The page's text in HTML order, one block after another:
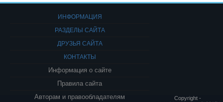
ИНФОРМАЦИЯ
РАЗДЕЛЫ САЙТА
ДРУЗЬЯ САЙТА
КОНТАКТЫ
Информация о сайте
Правила сайта
Авторам и правообладателям
Copyright -